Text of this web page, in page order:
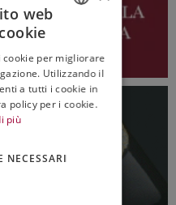
ENGLISH
web
cookie per migliorare
Utilizzando il
a tutti i cookie in
policy per i cookie.
più
NECESSARI